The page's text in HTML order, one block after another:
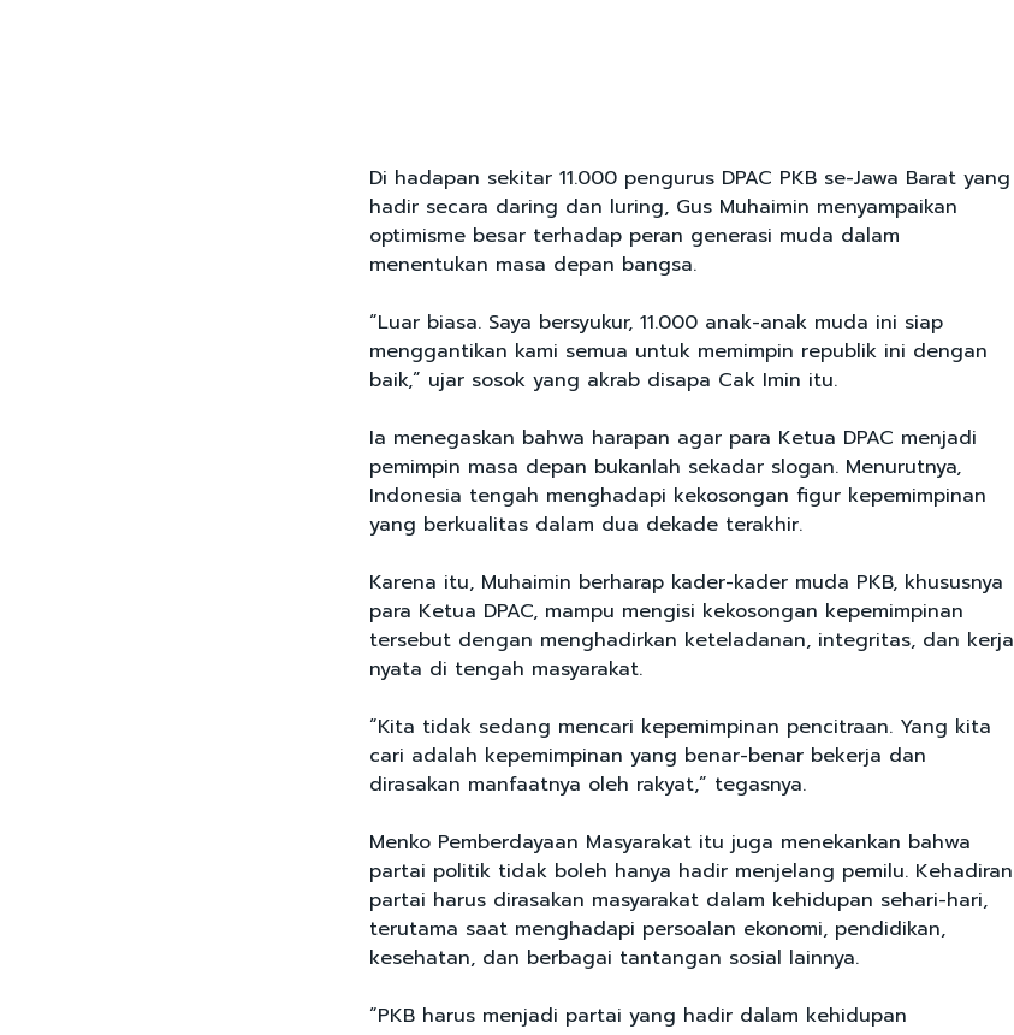
Di hadapan sekitar 11.000 pengurus DPAC PKB se-Jawa Barat yang
hadir secara daring dan luring, Gus Muhaimin menyampaikan
optimisme besar terhadap peran generasi muda dalam
menentukan masa depan bangsa.
“Luar biasa. Saya bersyukur, 11.000 anak-anak muda ini siap
menggantikan kami semua untuk memimpin republik ini dengan
baik,” ujar sosok yang akrab disapa Cak Imin itu.
Ia menegaskan bahwa harapan agar para Ketua DPAC menjadi
pemimpin masa depan bukanlah sekadar slogan. Menurutnya,
Indonesia tengah menghadapi kekosongan figur kepemimpinan
yang berkualitas dalam dua dekade terakhir.
Karena itu, Muhaimin berharap kader-kader muda PKB, khususnya
para Ketua DPAC, mampu mengisi kekosongan kepemimpinan
tersebut dengan menghadirkan keteladanan, integritas, dan kerja
nyata di tengah masyarakat.
“Kita tidak sedang mencari kepemimpinan pencitraan. Yang kita
cari adalah kepemimpinan yang benar-benar bekerja dan
dirasakan manfaatnya oleh rakyat,” tegasnya.
Menko Pemberdayaan Masyarakat itu juga menekankan bahwa
partai politik tidak boleh hanya hadir menjelang pemilu. Kehadiran
partai harus dirasakan masyarakat dalam kehidupan sehari-hari,
terutama saat menghadapi persoalan ekonomi, pendidikan,
kesehatan, dan berbagai tantangan sosial lainnya.
“PKB harus menjadi partai yang hadir dalam kehidupan